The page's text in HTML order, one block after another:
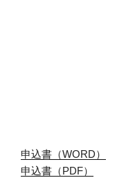
申込書（WORD）
申込書（PDF）